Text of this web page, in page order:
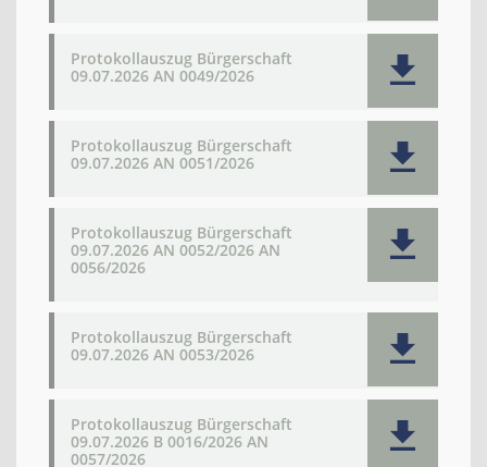
Protokollauszug Bürgerschaft
09.07.2026 AN 0049/2026
Protokollauszug Bürgerschaft
09.07.2026 AN 0051/2026
Protokollauszug Bürgerschaft
09.07.2026 AN 0052/2026 AN
0056/2026
Protokollauszug Bürgerschaft
09.07.2026 AN 0053/2026
Protokollauszug Bürgerschaft
09.07.2026 B 0016/2026 AN
0057/2026